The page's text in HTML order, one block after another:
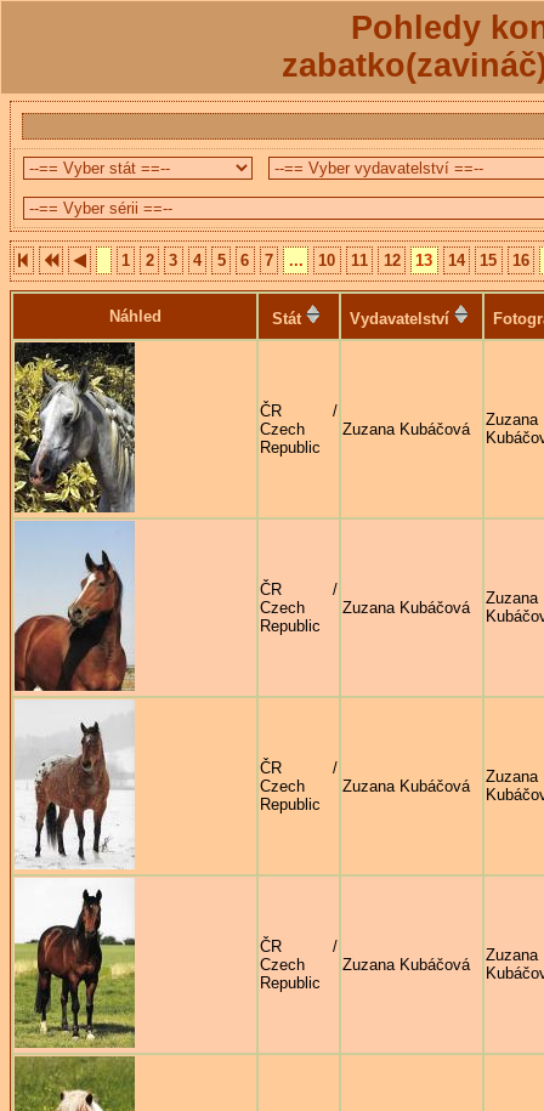
Pohledy
1 2 3 4 5 6 7 ... 10 11 12 13 14 15 16
Náhled Stát Vydavatelství
ČR /
Czech
Republic
Zuzana Kubáčová
Zuzana
ČR /
Czech
Republic
Zuzana Kubáčová
Zuzana
ČR /
Czech
Republic
Zuzana Kubáčová
Zuzana
ČR /
Czech
Republic
Zuzana Kubáčová
Zuzana